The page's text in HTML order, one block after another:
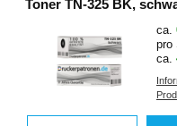
Toner TN-325 BK,
ca.
pro
ca.